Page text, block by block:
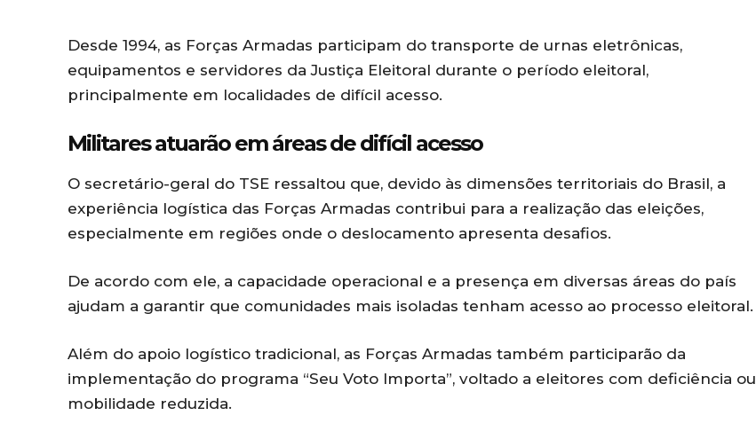
Desde 1994, as Forças Armadas participam do transporte de urnas eletrônicas,
equipamentos e servidores da Justiça Eleitoral durante o período eleitoral,
principalmente em localidades de difícil acesso.
Militares atuarão em áreas de difícil acesso
O secretário-geral do TSE ressaltou que, devido às dimensões territoriais do Brasil, a
experiência logística das Forças Armadas contribui para a realização das eleições,
especialmente em regiões onde o deslocamento apresenta desafios.
De acordo com ele, a capacidade operacional e a presença em diversas áreas do país
ajudam a garantir que comunidades mais isoladas tenham acesso ao processo eleitoral.
Além do apoio logístico tradicional, as Forças Armadas também participarão da
implementação do programa “Seu Voto Importa”, voltado a eleitores com deficiência ou
mobilidade reduzida.